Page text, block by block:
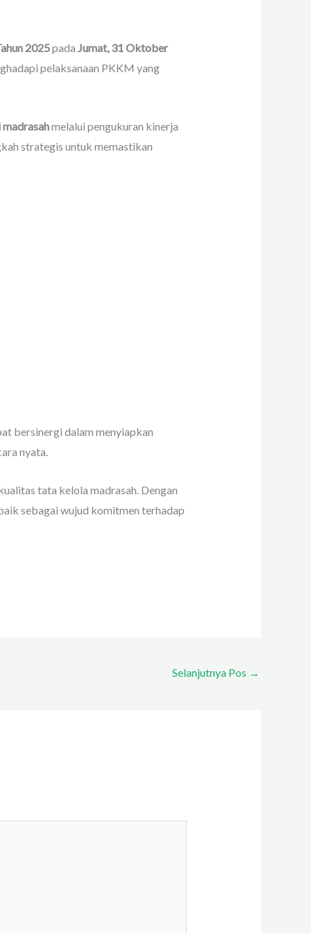
2025pada Jumat, 31 Oktober
pelaksanaan PKKM yang
melalui pengukuran kinerja
strategis untuk memastikan
bersinergi dalam menyiapkan
nyata.
tata kelola madrasah. Dengan
sebagai wujud komitmen terhadap
Selanjutnya Pos →